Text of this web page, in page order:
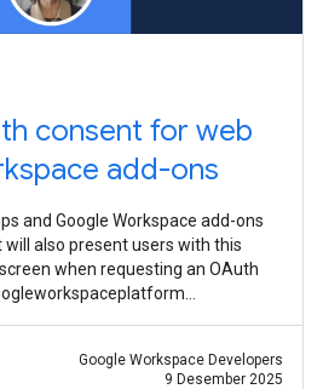
consent for web
add-ons
and Google Workspace add-ons
also present users with this
when requesting an OAuth
Google Workspace Developers
9 Desember 2025